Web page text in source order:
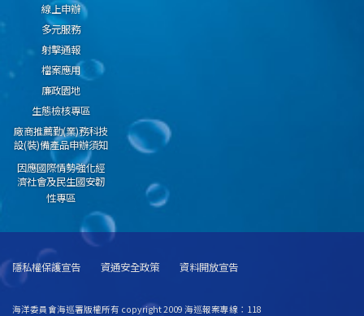
線上申辦
多元服務
射擊通報
檔案應用
廉政園地
生態檢核專區
廠商推薦勤(業)務科技
設(裝)備產品申辦須知
因應國際情勢強化經
濟社會及民生國安韌
性專區
隱私權保護宣告 資通安全政策 資料開放宣告
海洋委員會海巡署版權所有 copyright 2009 海巡報案專線：118